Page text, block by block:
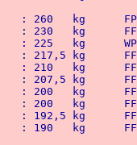
1° Sébastien Lefaux
2°
3° Pieter Flamme		:
4° Gemel
5°
6° Loic
7°
8° Loic
9° Kevin
10° Yves